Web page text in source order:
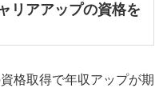
リアアップの資格を
格取得で年収アップが期